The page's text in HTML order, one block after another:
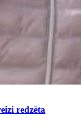
redzēta